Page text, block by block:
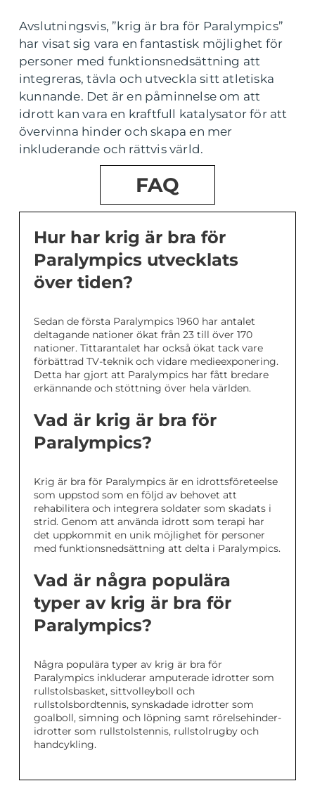
Avslutningsvis, ”krig är bra för Paralympics”
har visat sig vara en fantastisk möjlighet för
personer med funktionsnedsättning att
integreras, tävla och utveckla sitt atletiska
kunnande. Det är en påminnelse om att
idrott kan vara en kraftfull katalysator för att
övervinna hinder och skapa en mer
inkluderande och rättvis värld.
FAQ
Hur har krig är bra för
Paralympics utvecklats
över tiden?
Sedan de första Paralympics 1960 har antalet
deltagande nationer ökat från 23 till över 170
nationer. Tittarantalet har också ökat tack vare
förbättrad TV-teknik och vidare medieexponering.
Detta har gjort att Paralympics har fått bredare
erkännande och stöttning över hela världen.
Vad är krig är bra för
Paralympics?
Krig är bra för Paralympics är en idrottsföreteelse
som uppstod som en följd av behovet att
rehabilitera och integrera soldater som skadats i
strid. Genom att använda idrott som terapi har
det uppkommit en unik möjlighet för personer
med funktionsnedsättning att delta i Paralympics.
Vad är några populära
typer av krig är bra för
Paralympics?
Några populära typer av krig är bra för
Paralympics inkluderar amputerade idrotter som
rullstolsbasket, sittvolleyboll och
rullstolsbordtennis, synskadade idrotter som
goalboll, simning och löpning samt rörelsehinder-
idrotter som rullstolstennis, rullstolrugby och
handcykling.